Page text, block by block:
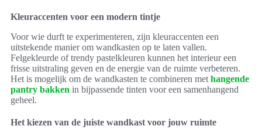
Kleuraccenten voor een modern tintje
Voor wie durft te experimenteren, zijn kleuraccenten een
uitstekende manier om wandkasten op te laten vallen.
Felgekleurde of trendy pastelkleuren kunnen het interieur een
frisse uitstraling geven en de energie van de ruimte verbeteren.
Het is mogelijk om de wandkasten te combineren met hangende
pantry bakken in bijpassende tinten voor een samenhangend
geheel.
Het kiezen van de juiste wandkast voor jouw ruimte